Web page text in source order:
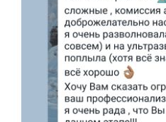
Профессиональная подготовка
Для фармацевтов
Со средним образованием
С высшим образованием
Аккредитация